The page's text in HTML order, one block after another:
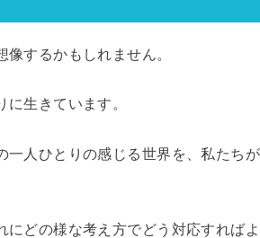
するかもしれません。
生きています。
人ひとりの感じる世界を、私たち
どの様な考え方でどう対応すれば